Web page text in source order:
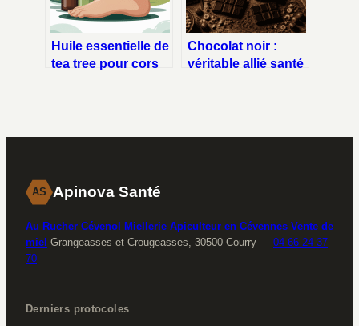
Huile essentielle de
tea tree pour cors
Chocolat noir :
véritable allié santé
AS Apinova Santé
Au Rucher Cévenol Miellerie Apiculteur en Cévennes Vente de
miel Grangeasses et Crougeasses, 30500 Courry — 04 66 24 37
70
Derniers protocoles